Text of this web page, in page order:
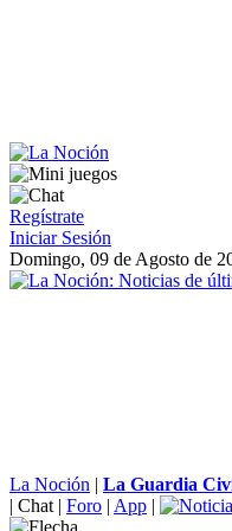
Regístrate
Iniciar Sesión
Domingo, 09 de Agosto de
La Noción | La Guardia
| Chat | Foro | App |